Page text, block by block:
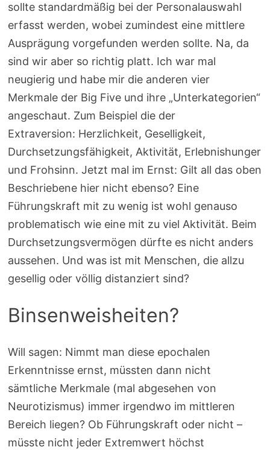
sollte standardmäßig bei der Personalauswahl
erfasst werden, wobei zumindest eine mittlere
Ausprägung vorgefunden werden sollte. Na, da
sind wir aber so richtig platt. Ich war mal
neugierig und habe mir die anderen vier
Merkmale der Big Five und ihre „Unterkategorien“
angeschaut. Zum Beispiel die der
Extraversion: Herzlichkeit, Geselligkeit,
Durchsetzungsfähigkeit, Aktivität, Erlebnishunger
und Frohsinn. Jetzt mal im Ernst: Gilt all das oben
Beschriebene hier nicht ebenso? Eine
Führungskraft mit zu wenig ist wohl genauso
problematisch wie eine mit zu viel Aktivität. Beim
Durchsetzungsvermögen dürfte es nicht anders
aussehen. Und was ist mit Menschen, die allzu
gesellig oder völlig distanziert sind?
Binsenweisheiten?
Will sagen: Nimmt man diese epochalen
Erkenntnisse ernst, müssten dann nicht
sämtliche Merkmale (mal abgesehen von
Neurotizismus) immer irgendwo im mittleren
Bereich liegen? Ob Führungskraft oder nicht –
müsste nicht jeder Extremwert höchst